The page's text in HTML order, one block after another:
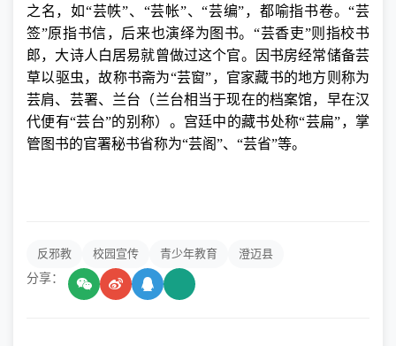
之名，如“芸帙”、“芸帐”、“芸编”，都喻指书卷。“芸
签”原指书信，后来也演绎为图书。“芸香吏”则指校书
郎，大诗人白居易就曾做过这个官。因书房经常储备芸
草以驱虫，故称书斋为“芸窗”，官家藏书的地方则称为
芸肩、芸署、兰台（兰台相当于现在的档案馆，早在汉
代便有“芸台”的别称）。宫廷中的藏书处称“芸扁”，掌
管图书的官署秘书省称为“芸阁”、“芸省”等。
反邪教 校园宣传 青少年教育 澄迈县
分享：